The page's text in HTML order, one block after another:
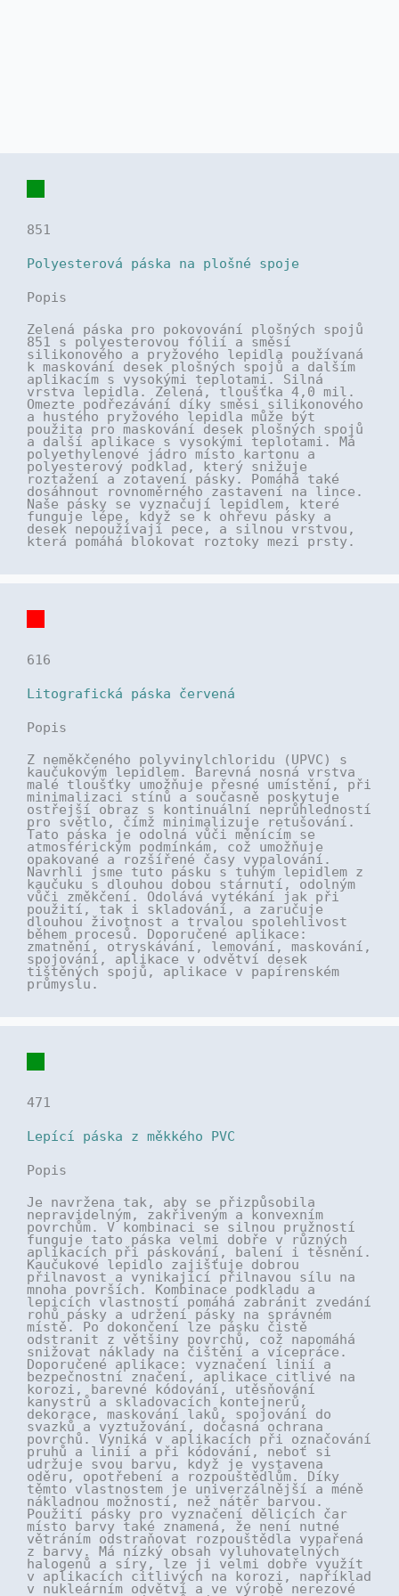
851
Polyesterová páska na plošné spoje
Popis
Zelená páska pro pokovování plošných spojů
851 s polyesterovou fólií a směsí
silikonového a pryžového lepidla používaná
k maskování desek plošných spojů a dalším
aplikacím s vysokými teplotami. Silná
vrstva lepidla. Zelená, tloušťka 4,0 mil.
Omezte podřezávání díky směsi silikonového
a hustého pryžového lepidla může být
použita pro maskování desek plošných spojů
a další aplikace s vysokými teplotami. Má
polyethylenové jádro místo kartonu a
polyesterový podklad, který snižuje
roztažení a zotavení pásky. Pomáhá také
dosáhnout rovnoměrného zastavení na lince.
Naše pásky se vyznačují lepidlem, které
funguje lépe, když se k ohřevu pásky a
desek nepoužívají pece, a silnou vrstvou,
která pomáhá blokovat roztoky mezi prsty.
616
Litografická páska červená
Popis
Z neměkčeného polyvinylchloridu (UPVC) s
kaučukovým lepidlem. Barevná nosná vrstva
malé tloušťky umožňuje přesné umístění, při
minimalizaci stínů a současně poskytuje
ostřejší obraz s kontinuální neprůhledností
pro světlo, čímž minimalizuje retušování.
Tato páska je odolná vůči měnícím se
atmosférickým podmínkám, což umožňuje
opakované a rozšířené časy vypalování.
Navrhli jsme tuto pásku s tuhým lepidlem z
kaučuku s dlouhou dobou stárnutí, odolným
vůči změkčení. Odolává vytékání jak při
použití, tak i skladování, a zaručuje
dlouhou životnost a trvalou spolehlivost
během procesů. Doporučené aplikace:
zmatnění, otryskávání, lemování, maskování,
spojování, aplikace v odvětví desek
tištěných spojů, aplikace v papírenském
průmyslu.
471
Lepící páska z měkkého PVC
Popis
Je navržena tak, aby se přizpůsobila
nepravidelným, zakřiveným a konvexním
povrchům. V kombinaci se silnou pružností
funguje tato páska velmi dobře v různých
aplikacích při páskování, balení i těsnění.
Kaučukové lepidlo zajišťuje dobrou
přilnavost a vynikající přilnavou sílu na
mnoha površích. Kombinace podkladu a
lepicích vlastností pomáhá zabránit zvedání
rohů pásky a udržení pásky na správném
místě. Po dokončení lze pásku čistě
odstranit z většiny povrchů, což napomáhá
snižovat náklady na čištění a vícepráce.
Doporučené aplikace: vyznačení linií a
bezpečnostní značení, aplikace citlivé na
korozi, barevné kódování, utěsňování
kanystrů a skladovacích kontejnerů,
dekorace, maskování laků, spojování do
svazků a vyztužování, dočasná ochrana
povrchů. Vyniká v aplikacích při označování
pruhů a linií a při kódování, neboť si
udržuje svou barvu, když je vystavena
oděru, opotřebení a rozpouštědlům. Díky
těmto vlastnostem je univerzálnější a méně
nákladnou možností, než nátěr barvou.
Použití pásky pro vyznačení dělicích čar
místo barvy také znamená, že není nutné
větráním odstraňovat rozpouštědla vypařená
z barvy. Má nízký obsah vyluhovatelných
halogenů a síry, lze ji velmi dobře využít
v aplikacích citlivých na korozi, například
v nukleárním odvětví a ve výrobě nerezové